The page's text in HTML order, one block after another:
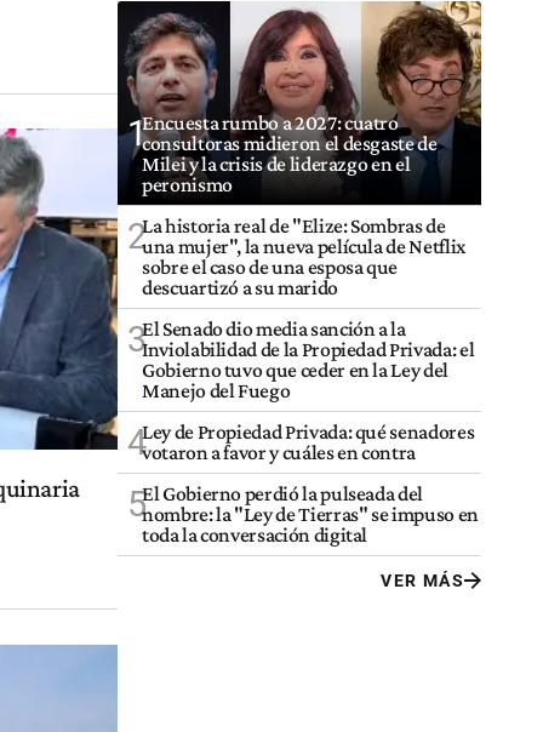
1Encuesta rumbo a 2027: cuatro
consultoras midieron el desgaste de
Milei y la crisis de liderazgo en el
peronismo
2La historia real de "Elize: Sombras de
una mujer", la nueva película de Netflix
sobre el caso de una esposa que
descuartizó a su marido
3El Senado dio media sanción a la
Inviolabilidad de la Propiedad Privada: el
Gobierno tuvo que ceder en la Ley del
Manejo del Fuego
4Ley de Propiedad Privada: qué senadores
votaron a favor y cuáles en contra
5El Gobierno perdió la pulseada del
nombre: la "Ley de Tierras" se impuso en
toda la conversación digital
VER MÁS